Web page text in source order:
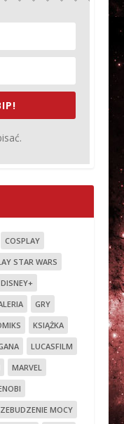
COSPLAY
STAR WARS
DISNEY+
GRY
KSIĄŻKA
LUCASFILM
MARVEL
MOCY